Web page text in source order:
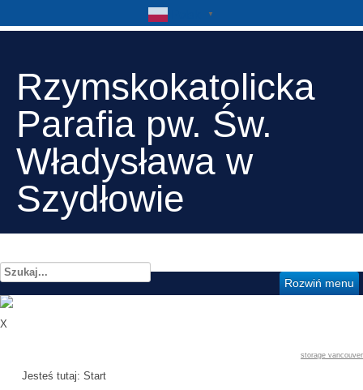
Rzymskokatolicka
Parafia pw. Św.
Władysława w
Szydłowie
Szukaj...
Rozwiń menu
X
storage vancouver
▼
Jesteś tutaj: Start